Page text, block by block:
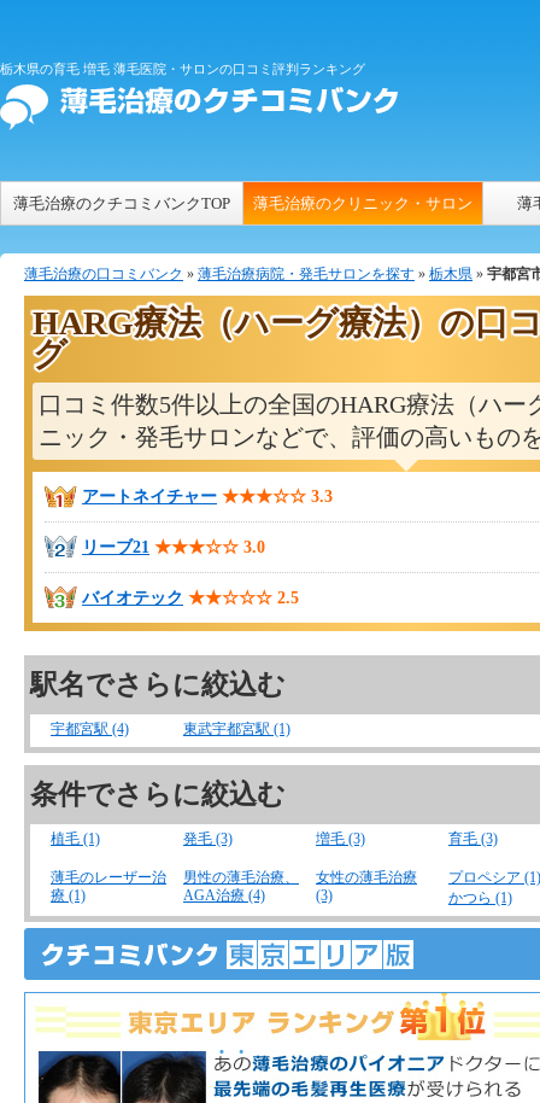
栃木県の育毛 増毛 薄毛医院・サロンの口コミ評判ランキング
薄毛治療のクチコミバンクTOP 薄毛治療のクリニック・サロン 薄
薄毛治療の口コミバンク » 薄毛治療病院・発毛サロンを探す » 栃木県 » 宇都宮
HARG療法（ハーグ療法）の口
グ
口コミ件数5件以上の全国のHARG療法（ハー
ニック・発毛サロンなどで、評価の高いもの
アートネイチャー ★★★☆☆ 3.3
リーブ21 ★★★☆☆ 3.0
バイオテック ★★☆☆☆ 2.5
駅名でさらに絞込む
宇都宮駅 (4) 東武宇都宮駅 (1)
条件でさらに絞込む
植毛 (1) 発毛 (3) 増毛 (3) 育毛 (3)
薄毛のレーザー治
療 (1)
男性の薄毛治療、
AGA治療 (4)
女性の薄毛治療
(3)
プロペシア (1)
かつら (1)